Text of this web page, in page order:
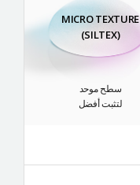
MICRO TEXTURE
(SILTEX)
سطح موحد
لتثبت أفضل